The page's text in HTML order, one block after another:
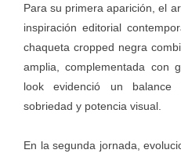
Para su primera aparición, el
inspiración editorial
chaqueta cropped negra
amplia, complementada con
look evidenció un balance
sobriedad y potencia visual.
En la segunda jornada,